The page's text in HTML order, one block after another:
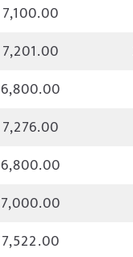
7,100.00
7,201.00
6,800.00
7,276.00
6,800.00
7,000.00
7,522.00